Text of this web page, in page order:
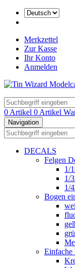
Merkzettel
Zur Kasse
Ihr Konto
Anmelden
0 Artikel 0 Artikel
Navigation
DECALS
Felgen
1/
1/
1/
Bogen
Einfache